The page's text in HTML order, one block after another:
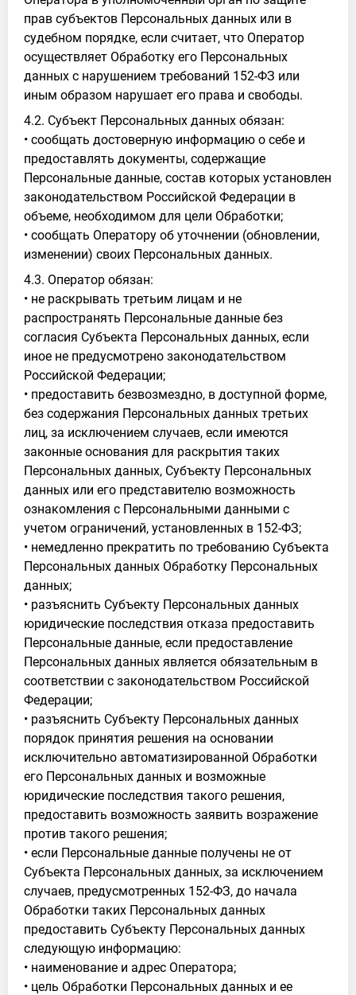
прав субъектов Персональных данных или в
судебном порядке, если считает, что Оператор
осуществляет Обработку его Персональных
данных с нарушением требований 152-ФЗ или
иным образом нарушает его права и свободы.
4.2. Субъект Персональных данных обязан:
• сообщать достоверную информацию о себе и
предоставлять документы, содержащие
Персональные данные, состав которых установлен
законодательством Российской Федерации в
объеме, необходимом для цели Обработки;
• сообщать Оператору об уточнении (обновлении,
изменении) своих Персональных данных.
4.3. Оператор обязан:
• не раскрывать третьим лицам и не
распространять Персональные данные без
согласия Субъекта Персональных данных, если
иное не предусмотрено законодательством
Российской Федерации;
• предоставить безвозмездно, в доступной форме,
без содержания Персональных данных третьих
лиц, за исключением случаев, если имеются
законные основания для раскрытия таких
Персональных данных, Субъекту Персональных
данных или его представителю возможность
ознакомления с Персональными данными с
учетом ограничений, установленных в 152-ФЗ;
• немедленно прекратить по требованию Субъекта
Персональных данных Обработку Персональных
данных;
• разъяснить Субъекту Персональных данных
юридические последствия отказа предоставить
Персональные данные, если предоставление
Персональных данных является обязательным в
соответствии с законодательством Российской
Федерации;
• разъяснить Субъекту Персональных данных
порядок принятия решения на основании
исключительно автоматизированной Обработки
его Персональных данных и возможные
юридические последствия такого решения,
предоставить возможность заявить возражение
против такого решения;
• если Персональные данные получены не от
Субъекта Персональных данных, за исключением
случаев, предусмотренных 152-ФЗ, до начала
Обработки таких Персональных данных
предоставить Субъекту Персональных данных
следующую информацию:
• наименование и адрес Оператора;
• цель Обработки Персональных данных и ее